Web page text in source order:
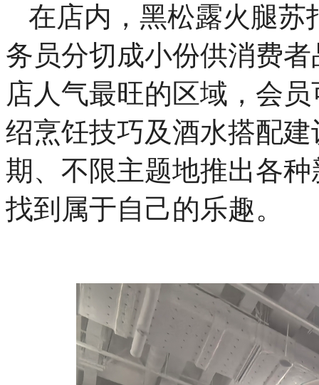
在店内，黑松露火腿苏
务员分切成小份供消费
店人气最旺的区域，会
绍烹饪技巧及酒水搭配
期、不限主题地推出各
找到属于自己的乐趣。